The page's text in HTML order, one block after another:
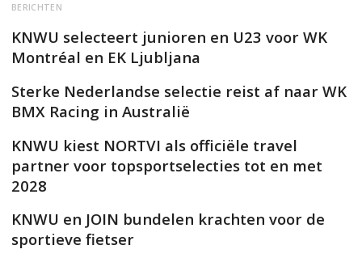
BERICHTEN
KNWU selecteert junioren en U23 voor WK
Montréal en EK Ljubljana
Sterke Nederlandse selectie reist af naar WK
BMX Racing in Australië
KNWU kiest NORTVI als officiële travel
partner voor topsportselecties tot en met
2028
KNWU en JOIN bundelen krachten voor de
sportieve fietser